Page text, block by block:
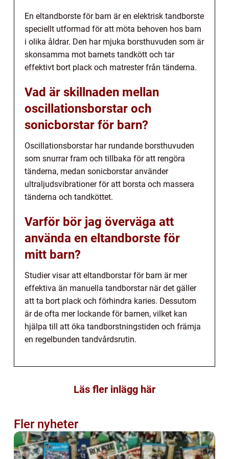
En eltandborste för barn är en elektrisk tandborste
speciellt utformad för att möta behoven hos barn
i olika åldrar. Den har mjuka borsthuvuden som är
skonsamma mot barnets tandkött och tar
effektivt bort plack och matrester från tänderna.
Vad är skillnaden mellan
oscillationsborstar och
sonicborstar för barn?
Oscillationsborstar har rundande borsthuvuden
som snurrar fram och tillbaka för att rengöra
tänderna, medan sonicborstar använder
ultraljudsvibrationer för att borsta och massera
tänderna och tandköttet.
Varför bör jag överväga att
använda en eltandborste för
mitt barn?
Studier visar att eltandborstar för barn är mer
effektiva än manuella tandborstar när det gäller
att ta bort plack och förhindra karies. Dessutom
är de ofta mer lockande för barnen, vilket kan
hjälpa till att öka tandborstningstiden och främja
en regelbunden tandvårdsrutin.
Läs fler inlägg här
Fler nyheter